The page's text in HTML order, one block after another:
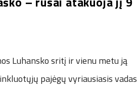
Luhansko sritį ir vienu metu ją
pajėgų vyriausiasis vadas